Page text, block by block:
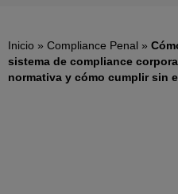
Inicio » Compliance Penal »
sistema de compliance
normativa y cómo cumplir sin